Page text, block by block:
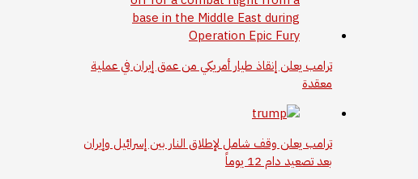
ترامب يعلن إنقاذ طيار أمريكي من عمق إيران في عملية
معقدة
ترامب يعلن وقف شامل لإطلاق النار بين إسرائيل وإيران
بعد تصعيد دام 12 يوماً